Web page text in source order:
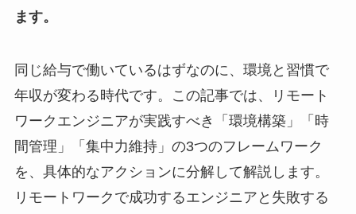
ます。
同じ給与で働いているはずなのに、環境と習慣で
年収が変わる時代です。この記事では、リモート
ワークエンジニアが実践すべき「環境構築」「時
間管理」「集中力維持」の3つのフレームワーク
を、具体的なアクションに分解して解説します。
リモートワークで成功するエンジニアと失敗する